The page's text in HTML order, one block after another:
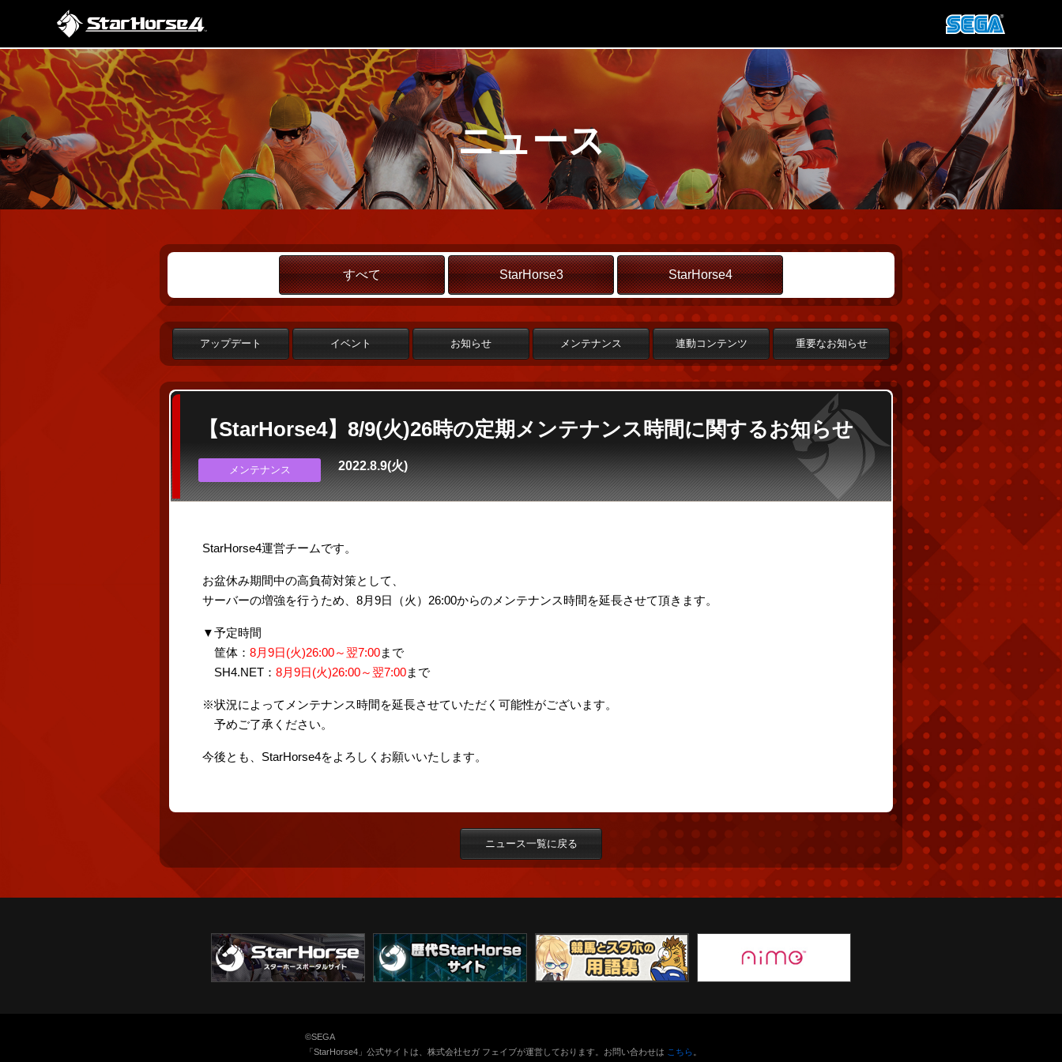
ニュース
すべて StarHorse3 StarHorse4
アップデート イベント お知らせ メンテナンス 連動コンテンツ 重要なお知らせ
【StarHorse4】8/9(火)26時の定期メンテナンス時間に関するお知らせ
メンテナンス 2022.8.9(火)
StarHorse4運営チームです。
お盆休み期間中の高負荷対策として、
サーバーの増強を行うため、8月9日（火）26:00からのメンテナンス時間を延長させて頂きます。
▼予定時間
筐体： 8月9日(火)26:00～翌7:00まで
SH4.NET： 8月9日(火)26:00～翌7:00まで
※状況によってメンテナンス時間を延長させていただく可能性がございます。
予めご了承ください。
今後とも、StarHorse4をよろしくお願いいたします。
ニュース一覧に戻る
©SEGA
「StarHorse4」公式サイトは、株式会社セガ フェイブが運営しております。お問い合わせは こちら